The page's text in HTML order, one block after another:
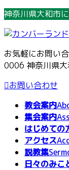
コ
テ
ン
ツ
へ
ス
ナ
ゲ
ー
シ
ョ
ン
神奈川県大和市
お気軽にお問い
0006 神奈川県
お問い合わせ
教会案内
集会案内
はじめての
アクセス
説教集
日々のみこ